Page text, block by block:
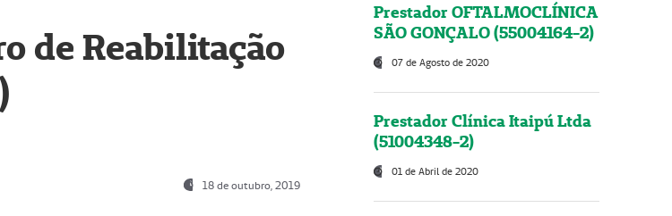
de Reabilitação
18 de outubro, 2019
Prestador OFTALMOCLÍNICA
SÃO GONÇALO (55004164-2)
07 de Agosto de 2020
Prestador Clínica Itaipú Ltda
(51004348-2)
01 de Abril de 2020